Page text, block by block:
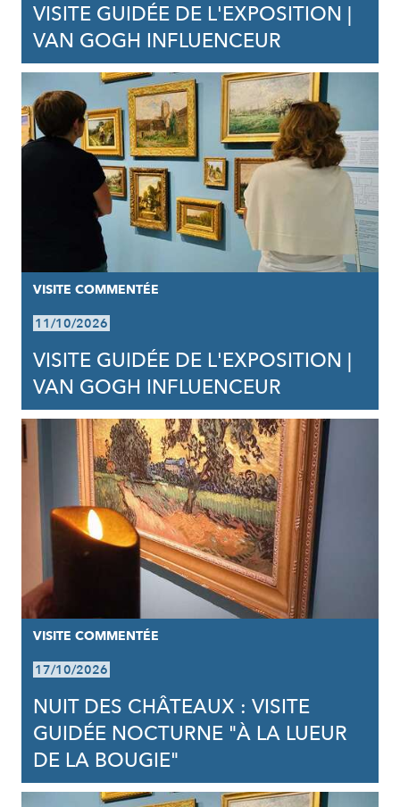
VISITE GUIDÉE DE L'EXPOSITION |
VAN GOGH INFLUENCEUR
VISITE COMMENTÉE
11/10/2026
VISITE GUIDÉE DE L'EXPOSITION |
VAN GOGH INFLUENCEUR
VISITE COMMENTÉE
17/10/2026
NUIT DES CHÂTEAUX : VISITE
GUIDÉE NOCTURNE "À LA LUEUR
DE LA BOUGIE"